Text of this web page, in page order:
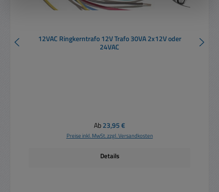
12VAC Ringkerntrafo 12V Trafo 30VA 2x12V oder
24VAC
Regulärer Preis:
Ab23,95 €
Preise inkl. MwSt. zzgl. Versandkosten
Details